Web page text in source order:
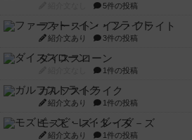
5件の投稿
ファースト・イン・フライト
紹介文あり 3件の投稿
ダイススローン
1件の投稿
ガルフストライク
紹介文あり 1件の投稿
モズビ－ズ・レイダ－ズ
紹介文あり 1件の投稿